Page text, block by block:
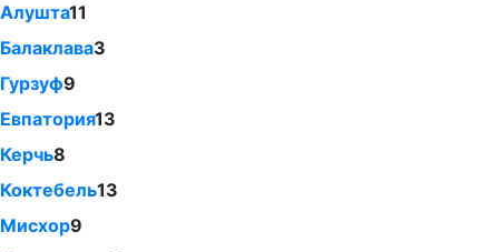
Алушта11
Балаклава3
Гурзуф9
Евпатория13
Керчь8
Коктебель13
Мисхор9